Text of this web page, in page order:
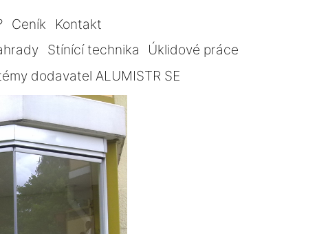
Ceník
Kontakt
Stínící technika
Úklidové práce
dodavatel ALUMISTR SE